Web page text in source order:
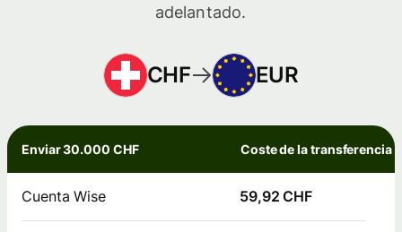
adelantado.
CHF EUR
Enviar 30.000 CHF Coste de la transferencia
Cuenta Wise 59,92 CHF